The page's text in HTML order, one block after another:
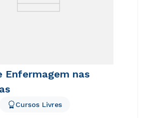
Enfermagem nas
Cursos Livres